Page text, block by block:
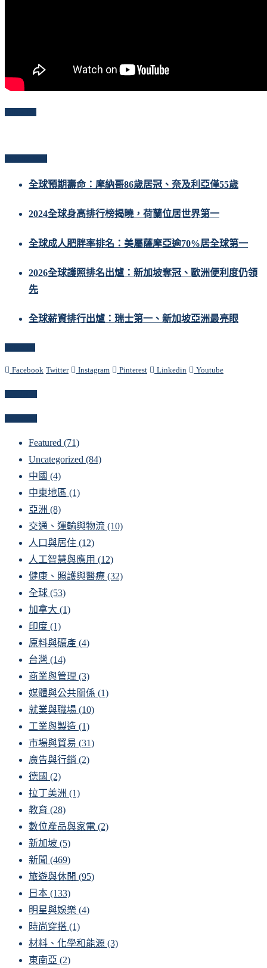
全球預期壽命：摩納哥86歲居冠、奈及利亞僅55歲
2024全球身高排行榜揭曉，荷蘭位居世界第一
全球成人肥胖率排名：美屬薩摩亞逾70%居全球第一
2026全球護照排名出爐：新加坡奪冠、歐洲便利度仍領
先
全球薪資排行出爐：瑞士第一、新加坡亞洲最亮眼
Facebook Twitter Instagram Pinterest Linkedin Youtube
Featured (71)
Uncategorized (84)
中國 (4)
中東地區 (1)
亞洲 (8)
交通、運輸與物流 (10)
人口與居住 (12)
人工智慧與應用 (12)
健康、照護與醫療 (32)
全球 (53)
加拿大 (1)
印度 (1)
原料與礦產 (4)
台灣 (14)
商業與管理 (3)
媒體與公共關係 (1)
就業與職場 (10)
工業與製造 (1)
市場與貿易 (31)
廣告與行銷 (2)
德國 (2)
拉丁美洲 (1)
教育 (28)
數位產品與家電 (2)
新加坡 (5)
新聞 (469)
旅遊與休閒 (95)
日本 (133)
明星與娛樂 (4)
時尚穿搭 (1)
材料、化學和能源 (3)
東南亞 (2)